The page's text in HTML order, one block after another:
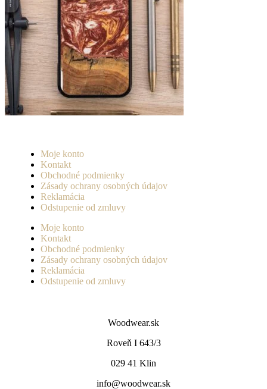
Moje konto
Kontakt
Obchodné podmienky
Zásady ochrany osobných údajov
Reklamácia
Odstupenie od zmluvy
Moje konto
Kontakt
Obchodné podmienky
Zásady ochrany osobných údajov
Reklamácia
Odstupenie od zmluvy
Woodwear.sk
Roveň I 643/3
029 41 Klin
info@woodwear.sk